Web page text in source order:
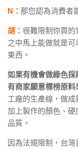
N： 那您認為消費者
胡： 很難限制你買
之中馬上能做就是
東西。
如果有機會做綠色
有商家願意標榜原料
工廠的生產線，做成
加上製作的顏色、
品質。
因為法規限制，台